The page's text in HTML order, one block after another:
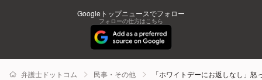
Googleトップニュースでフォロー
フォローの仕方はこちら
弁護士ドットコム 民事・その他 「ホワイトデーにお返しなし」